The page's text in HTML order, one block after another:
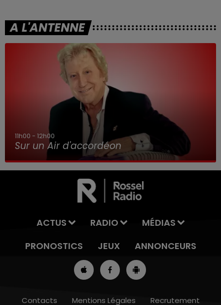
A L'ANTENNE
11h00 - 12h00
Sur un Air d'accordéon
ACTUS RADIO
MÉDIAS
PRONOSTICS
JEUX ANNONCEURS
Contacts Mentions Légales Recrutement